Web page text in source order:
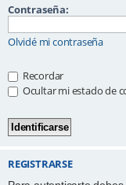
Contraseña:
Olvidé mi contraseña
Recordar
Ocultar mi estado de
REGISTRARSE